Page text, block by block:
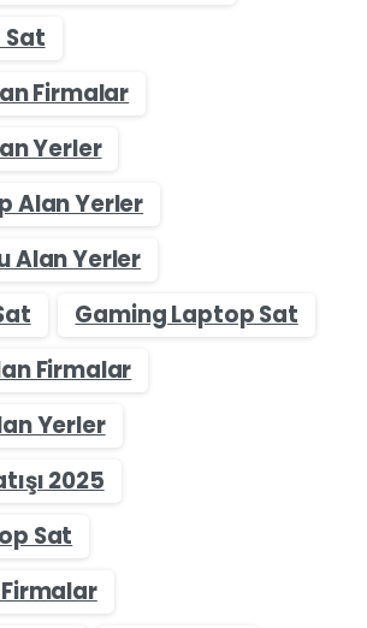
Firmalar
Yerler
Alan Yerler
Alan Yerler
Gaming Laptop Sat
Firmalar
Yerler
2025
Sat